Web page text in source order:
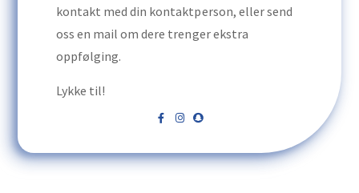
kontakt med din kontaktperson, eller send
oss en mail om dere trenger ekstra
oppfølging.
Lykke til!